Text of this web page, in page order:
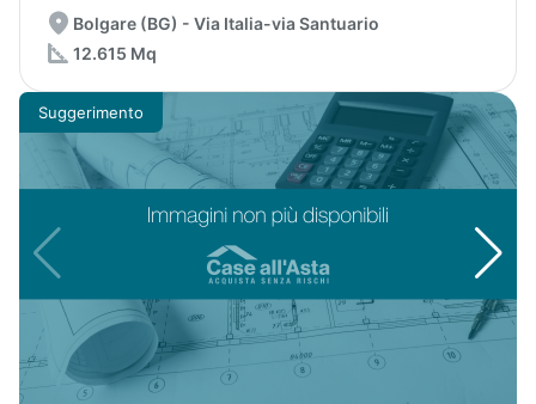
Bolgare (BG) - Via Italia-via Santuario
12.615 Mq
Suggerimento